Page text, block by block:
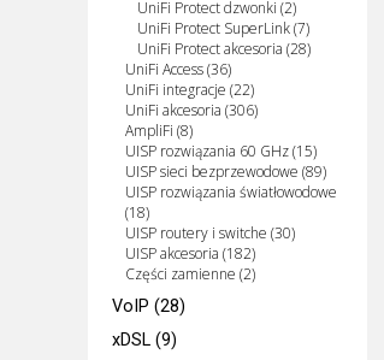
UniFi Protect dzwonki (2)
UniFi Protect SuperLink (7)
UniFi Protect akcesoria (28)
UniFi Access (36)
UniFi integracje (22)
UniFi akcesoria (306)
AmpliFi (8)
UISP rozwiązania 60 GHz (15)
UISP sieci bezprzewodowe (89)
UISP rozwiązania światłowodowe
(18)
UISP routery i switche (30)
UISP akcesoria (182)
Części zamienne (2)
VoIP (28)
xDSL (9)